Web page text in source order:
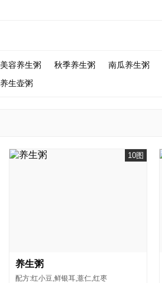
美容养生粥 秋季养生粥 南瓜养生粥
养生壶粥
10图
养生粥
配方:红小豆,鲜银耳,薏仁,红枣